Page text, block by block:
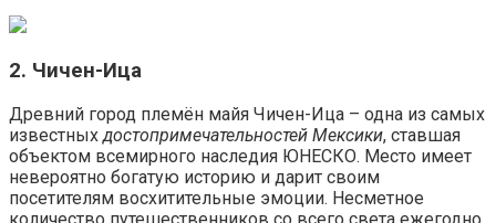
2. Чичен-Ица
Древний город племён майя Чичен-Ица – одна из самых
известных достопримечательностей Мексики, ставшая
объектом всемирного наследия ЮНЕСКО. Место имеет
невероятно богатую историю и дарит своим
посетителям восхитительные эмоции. Несметное
количество путешественников со всего света ежегодно